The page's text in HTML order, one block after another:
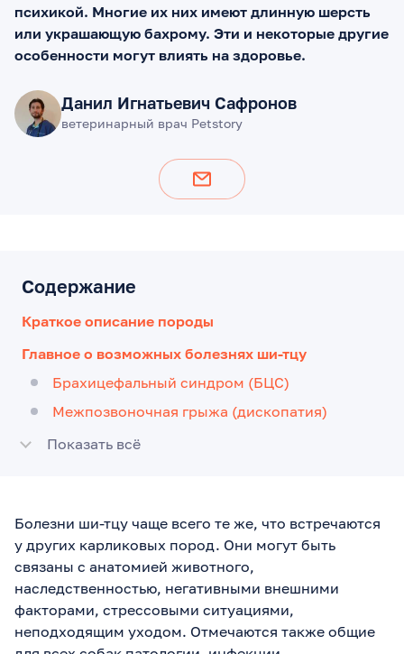
психикой. Многие их них имеют длинную шерсть
или украшающую бахрому. Эти и некоторые другие
особенности могут влиять на здоровье.
Данил Игнатьевич Сафронов
ветеринарный врач Petstory
Содержание
Краткое описание породы
Главное о возможных болезнях ши-тцу
Брахицефальный синдром (БЦС)
Межпозвоночная грыжа (дископатия)
Показать всё
Болезни ши-тцу чаще всего те же, что встречаются
у других карликовых пород. Они могут быть
связаны с анатомией животного,
наследственностью, негативными внешними
факторами, стрессовыми ситуациями,
неподходящим уходом. Отмечаются также общие